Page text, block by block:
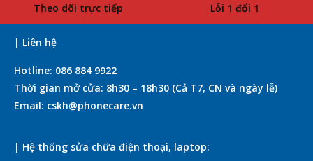
Theo dõi trực tiếp Lỗi 1 đổi 1
| Liên hệ
Hotline: 086 884 9922
Thời gian mở cửa: 8h30 – 18h30 (Cả T7, CN và ngày lễ)
Email: cskh@phonecare.vn
| Hệ thống sửa chữa điện thoại, laptop: